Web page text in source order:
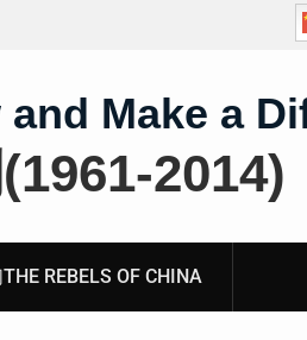
四川人权捍卫者陈云飞甘肃
Make a
2014)
REBELS OF CHINA